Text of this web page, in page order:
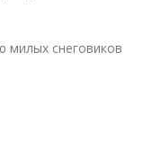
милых снеговиков